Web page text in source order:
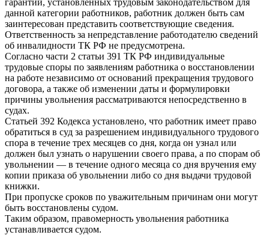
данной категории работников, работник должен быть сам
заинтересован представить соответствующие сведения.
Ответственность за непредставление работодателю сведений
об инвалидности ТК РФ не предусмотрена.
Согласно части 2 статьи 391 ТК РФ индивидуальные
трудовые споры по заявлениям работника о восстановлении
на работе независимо от оснований прекращения трудового
договора, а также об изменении даты и формулировки
причины увольнения рассматриваются непосредственно в
судах.
Статьей 392 Кодекса установлено, что работник имеет право
обратиться в суд за разрешением индивидуального трудового
спора в течение трех месяцев со дня, когда он узнал или
должен был узнать о нарушении своего права, а по спорам об
увольнении — в течение одного месяца со дня вручения ему
копии приказа об увольнении либо со дня выдачи трудовой
книжки.
При пропуске сроков по уважительным причинам они могут
быть восстановлены судом.
Таким образом, правомерность увольнения работника
устанавливается судом.